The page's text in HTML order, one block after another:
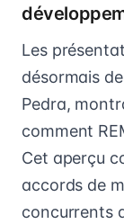
Les
désormais
Pedra,
comment
Cet aperçu
accords de
concurrents